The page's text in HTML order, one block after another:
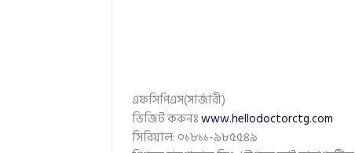
এফসিপিএস(সার্জারী)
ভিজিট করুনঃwww.hellodoctorctg.com
সিরিয়াল: ০১৮১১-৯৮৫৫৪৯